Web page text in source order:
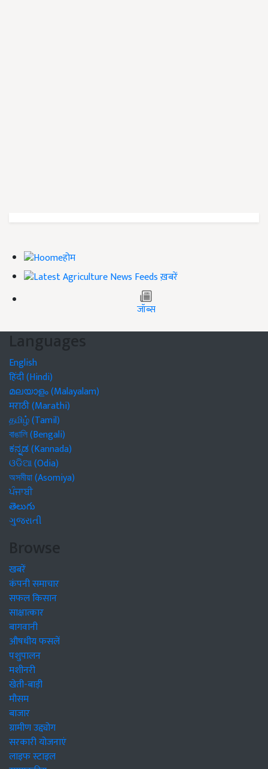
होम
ख़बरें
जॉब्स
Languages
English
हिंदी (Hindi)
മലയാളം (Malayalam)
मराठी (Marathi)
தமிழ் (Tamil)
বাঙালি (Bengali)
ಕನ್ನಡ (Kannada)
ଓଡିଆ (Odia)
অসমীয়া (Asomiya)
ਪੰਜਾਬੀ
తెలుగు
ગુજરાતી
Browse
खबरें
कंपनी समाचार
सफल किसान
साक्षात्कार
बागवानी
औषधीय फसलें
पशुपालन
मशीनरी
खेती-बाड़ी
मौसम
बाजार
ग्रामीण उद्द्योग
सरकारी योजनाएं
लाइफ स्टाइल